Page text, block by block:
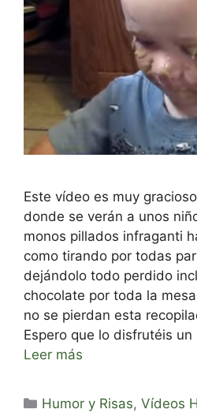
Este vídeo es muy
donde se verán a unos
monos pillados infraganti
como tirando por todas
dejándolo todo perdido
chocolate por toda la
no se pierdan esta
Espero que lo disfrutéis
Leer más
Categorías
Humor y Risas,Vídeos